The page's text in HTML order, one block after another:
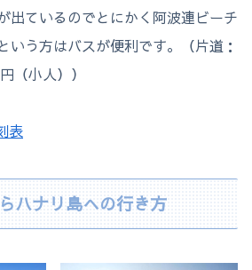
出ているのでとにかく阿波連ビーチ
いう方はバスが便利です。（片道：
（小人））
表
ハナリ島への行き方